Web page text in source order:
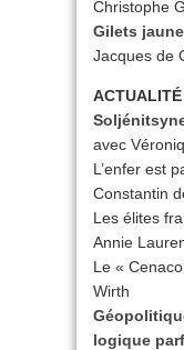
Christophe
Gilets
Jacques de
ACTUALITÉ
avec
L’enfer est
Constantin
Les élites
Annie
Le «
Wirth
logique